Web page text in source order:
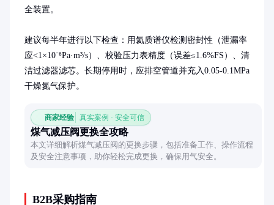
全装置。
建议每半年进行以下检查：用氦质谱仪检测密封性（泄漏率
应<1×10⁻⁶Pa·m³/s）、校验压力表精度（误差≤1.6%FS）、清
洁过滤器滤芯。长期停用时，应排空管道并充入0.05-0.1MPa
干燥氮气保护。
商家经验 真实案例 · 安全可信
煤气减压阀更换全攻略
本文详细解析煤气减压阀的更换步骤，包括准备工作、操作流程
及安全注意事项，助你轻松完成更换，确保用气安全。
B2B采购指南